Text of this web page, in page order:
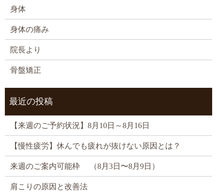
身体
身体の痛み
院長より
骨盤矯正
最近の投稿
【来週のご予約状況】8月10日～8月16日
【慢性疲労】休んでも疲れが抜けない原因とは？
来週のご案内可能枠 （8月3日〜8月9日）
肩こりの原因と改善法